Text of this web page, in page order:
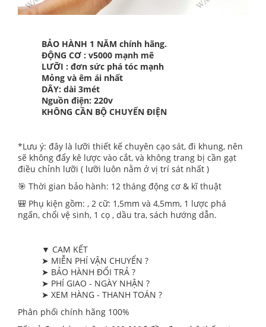
BẢO HÀNH 1 NĂM chính hãng.
ĐỘNG CƠ : v5000 mạnh mẽ
LƯỠI : đơn sức phá tóc mạnh
Mỏng và êm ái nhất
DÂY: dài 3mét
Nguồn điện: 220v
KHÔNG CẦN BỘ CHUYỂN ĐIỆN
*Lưu ý: đây là lưỡi thiết kế chuyên cạo sát, đi khung, nên
sẽ không đẩy kê lược vào cắt, và không trang bị cần gạt
điều chỉnh lưỡi ( lưỡi luôn nằm ở vị trí sát nhất )
🎯 Thời gian bảo hành: 12 tháng động cơ & kĩ thuật
🎒 Phụ kiện gồm: , 2 cữ: 1,5mm và 4,5mm, 1 lược phá
ngấn, chổi vệ sinh, 1 cọ , dầu tra, sách hướng dẫn.
▼ CAM KẾT
➤ MIỄN PHÍ VẬN CHUYỂN ?
➤ BẢO HÀNH ĐỔI TRẢ ?
➤ PHÍ GIAO - NGÀY NHẬN ?
➤ XEM HÀNG - THANH TOÁN ?
Phân phối chính hãng 100%